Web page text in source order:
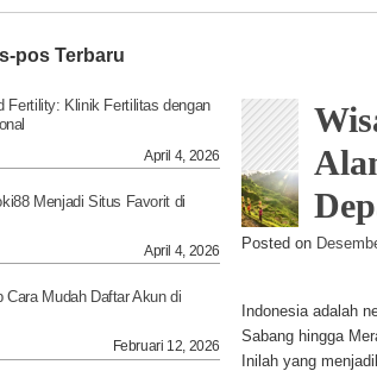
Posted on
Indonesia adalah
Sabang hingga
Inilah yang
pos Terbaru
Fertility: Klinik Fertilitas dengan
April 4, 2026
Menjadi Situs Favorit di
April 4, 2026
Cara Mudah Daftar Akun di
Februari 12, 2026